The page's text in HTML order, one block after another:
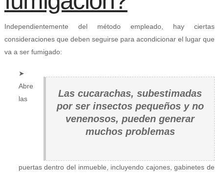
Independientemente del método empleado, hay ciertas
consideraciones que deben seguirse para acondicionar el lugar que
va a ser fumigado:
Las cucarachas, subestimadas
por ser insectos pequeños y no
venenosos, pueden generar
muchos problemas
➤
Abre
las
puertas dentro del inmueble, incluyendo cajones, gabinetes de